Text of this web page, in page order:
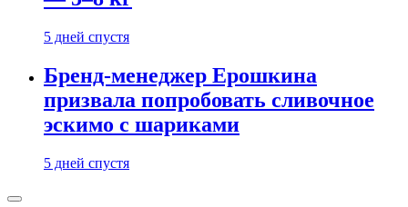
5 дней спустя
Бренд-менеджер Ерошкина
призвала попробовать сливочное
эскимо с шариками
5 дней спустя